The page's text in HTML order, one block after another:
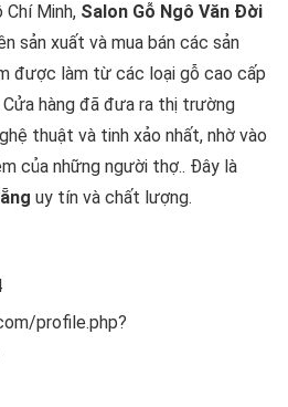
Chí Minh, Salon Gỗ Ngô Văn Đời
sản xuất và mua bán các sản
được làm từ các loại gỗ cao cấp
Cửa hàng đã đưa ra thị trường
thuật và tinh xảo nhất, nhờ vào
của những người thợ.. Đây là
uy tín và chất lượng.
profile.php?